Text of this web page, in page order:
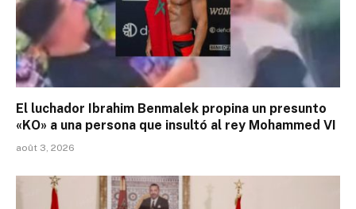
El luchador Ibrahim Benmalek propina un presunto
«KO» a una persona que insultó al rey Mohammed VI
août 3, 2026